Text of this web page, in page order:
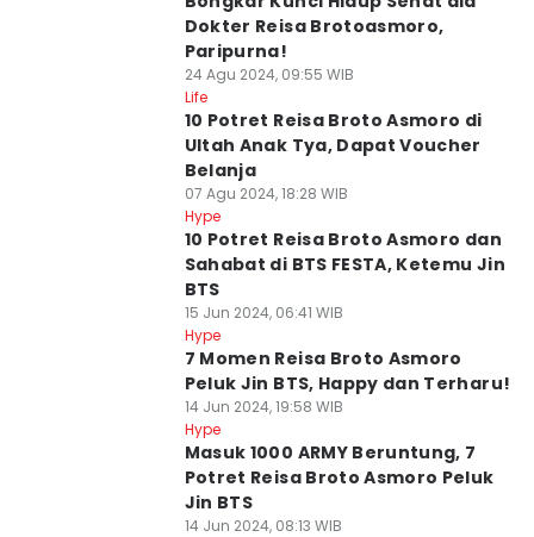
Dokter Reisa Brotoasmoro,
Paripurna!
24 Agu 2024, 09:55 WIB
Life
10 Potret Reisa Broto Asmoro di
Ultah Anak Tya, Dapat Voucher
Belanja
07 Agu 2024, 18:28 WIB
Hype
10 Potret Reisa Broto Asmoro dan
Sahabat di BTS FESTA, Ketemu Jin
BTS
15 Jun 2024, 06:41 WIB
Hype
7 Momen Reisa Broto Asmoro
Peluk Jin BTS, Happy dan Terharu!
14 Jun 2024, 19:58 WIB
Hype
Masuk 1000 ARMY Beruntung, 7
Potret Reisa Broto Asmoro Peluk
Jin BTS
14 Jun 2024, 08:13 WIB